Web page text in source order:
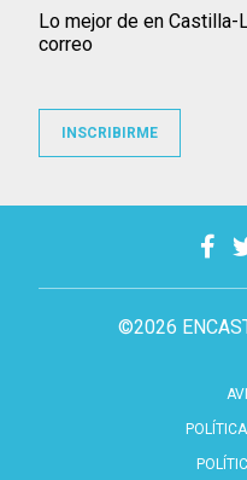
©2026
Lo mejor de en Castilla-
correo
INSCRIBIRME